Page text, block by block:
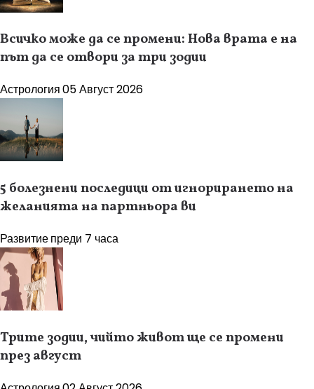
Всичко може да се промени: Нова врата е на
път да се отвори за три зодии
Астрология05 Август 2026
5 болезнени последици от игнорирането на
желанията на партньора ви
Развитиепреди 7 часа
Трите зодии, чийто живот ще се промени
през август